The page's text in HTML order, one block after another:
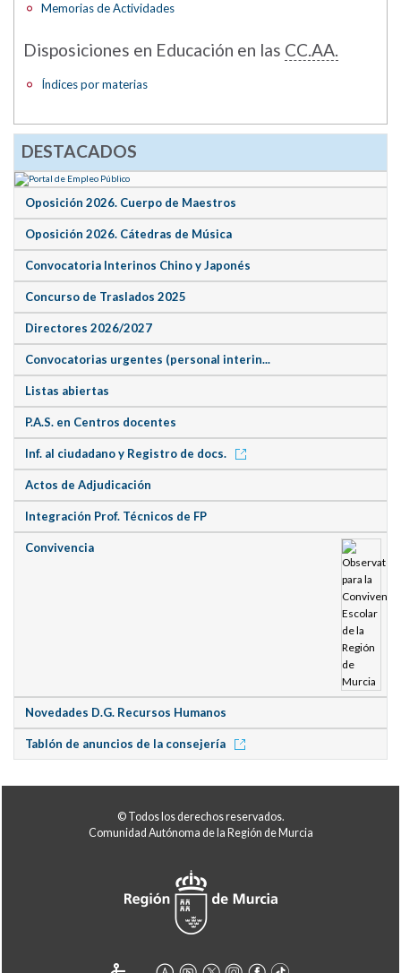
Memorias de Actividades
Disposiciones en Educación en las CC.AA.
Índices por materias
DESTACADOS
Oposición 2026. Cuerpo de Maestros
Oposición 2026. Cátedras de Música
Convocatoria Interinos Chino y Japonés
Concurso de Traslados 2025
Directores 2026/2027
Convocatorias urgentes (personal interin...
Listas abiertas
P.A.S. en Centros docentes
Inf. al ciudadano y Registro de docs.
Actos de Adjudicación
Integración Prof. Técnicos de FP
Convivencia
Novedades D.G. Recursos Humanos
Tablón de anuncios de la consejería
© Todos los derechos reservados.
Comunidad Autónoma de la Región de Murcia